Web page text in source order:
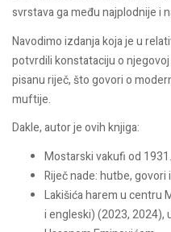
svrstava ga među najplodnije i
Navodimo izdanja koja je u
potvrdili konstataciju o
pisanu riječ, što govori o
muftije.
Dakle, autor je ovih knjiga:
Mostarski vakufi od
Riječ nade: hutbe,
Lakišića harem u centru
i engleski) (2023, 2024),